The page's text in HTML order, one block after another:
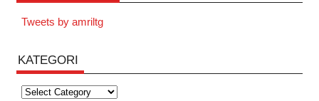
Tweets by amriltg
KATEGORI
Kategori